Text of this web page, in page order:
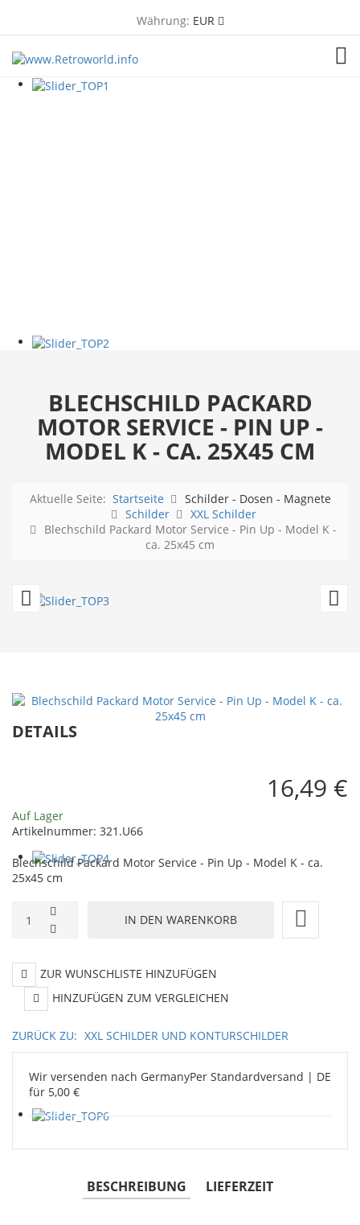
Währung: EUR
BLECHSCHILD PACKARD
MOTOR SERVICE - PIN UP -
MODEL K - CA. 25X45 CM
Aktuelle Seite: Startseite
Schilder - Dosen - Magnete
Schilder
XXL Schilder
Blechschild Packard Motor Service - Pin Up - Model K -
ca. 25x45 cm
Blechschild
Thats
the
Ticket
Up
-
Route
40x50
cm
DETAILS
16,49 €
Auf Lager
Artikelnummer: 321.U66
Blechschild Packard Motor Service - Pin Up - Model K - ca.
25x45 cm
ZUR WUNSCHLISTE HINZUFÜGEN
HINZUFÜGEN ZUM VERGLEICHEN
ZURÜCK ZU: XXL SCHILDER UND KONTURSCHILDER
Wir versenden nach GermanyPer Standardversand | DE
für 5,00 €
BESCHREIBUNG LIEFERZEIT